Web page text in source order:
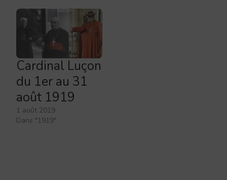
Cardinal Luçon
du 1er au 31
août 1919
1 août 2019
Dans "1919"